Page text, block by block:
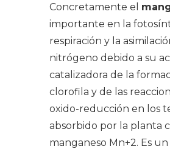
Concretamente el
importante en la
respiración y la
nitrógeno debido a su
catalizadora de la
clorofila y de las
oxido-reducción en los
absorbido por la planta
manganeso Mn+2. Es